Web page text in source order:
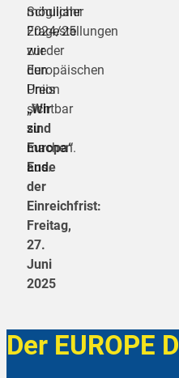
Schuljahr
2024/25
wieder
den
Preis
„Wir
sind
Europa“
aus.
möglicher
Fragestellungen
zur
Europäischen
Union
sichtbar
zu
machen.
Ende
der
Einreichfrist:
Freitag,
27.
Juni
2025
Der EUROPE